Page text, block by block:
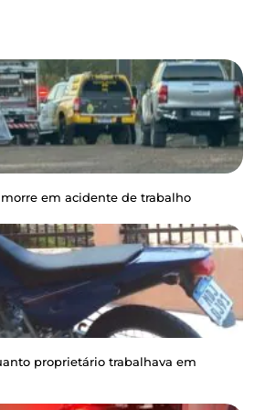
em acidente de trabalho
proprietário trabalhava em